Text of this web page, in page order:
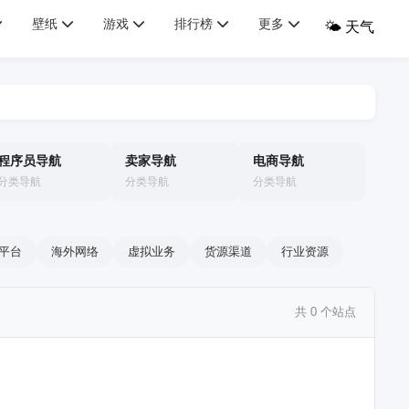
壁纸 游戏 排行榜 更多 🌤️ 天气
序员导航
类导航
卖家导航
分类导航
电商导航
分类导航
台 海外网络 虚拟业务 货源渠道 行业资源
共 0 个站点